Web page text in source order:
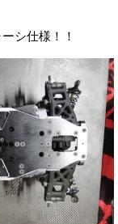
シ仕様！！